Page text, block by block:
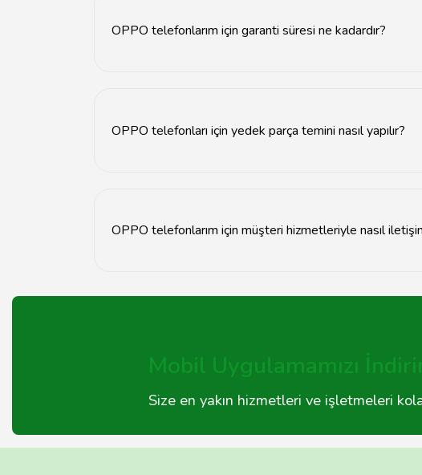
OPPO telefonlarım için garanti süresi ne kadardır?
OPPO telefonları için yedek parça temini nasıl yapılır?
OPPO telefonlarım için müşteri hizmetleriyle nasıl
irtibata geçebilirsiniz.
Mobil Uygulamamızı
Size en yakın hizmetleri ve işletmeleri